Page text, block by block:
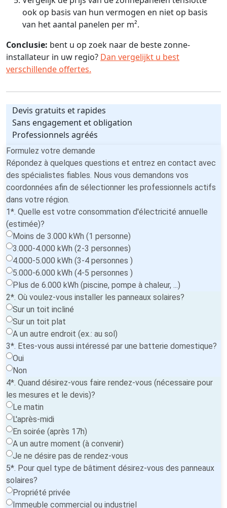
ook op basis van hun vermogen en niet op basis
van het aantal panelen per m².
Conclusie: bent u op zoek naar de beste zonne-
installateur in uw regio? Dan vergelijkt u best
verschillende offertes.
Devis gratuits et rapides
Sans engagement et obligation
Professionnels agréés
Formulez votre demande
Répondez à quelques questions et entrez en contact avec
des spécialistes fiables. Nous vous demandons vos
coordonnées afin de sélectionner les professionnels actifs
dans votre région.
1*. Quelle est votre consommation d'électricité annuelle
(estimée)?
Moins de 3.000 kWh (1 personne)
3.000-4.000 kWh (2-3 personnes)
4.000-5.000 kWh (3-4 personnes )
5.000-6.000 kWh (4-5 personnes )
Plus de 6.000 kWh (piscine, pompe à chaleur, ...)
2*. Où voulez-vous installer les panneaux solaires?
Sur un toit incliné
Sur un toit plat
A un autre endroit (ex.: au sol)
3*. Etes-vous aussi intéressé par une batterie domestique?
Oui
Non
4*. Quand désirez-vous faire rendez-vous (nécessaire pour
les mesures et le devis)?
Le matin
L'après-midi
En soirée (après 17h)
A un autre moment (à convenir)
Je ne désire pas de rendez-vous
5*. Pour quel type de bâtiment désirez-vous des panneaux
solaires?
Propriété privée
Immeuble commercial ou industriel